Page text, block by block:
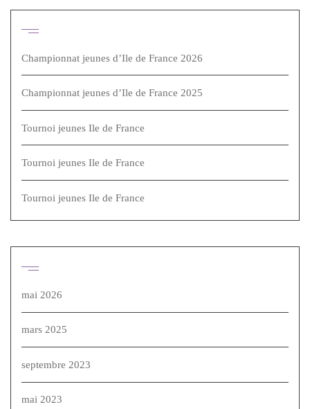
Championnat jeunes d’Ile de France 2026
Championnat jeunes d’Ile de France 2025
Tournoi jeunes Ile de France
Tournoi jeunes Ile de France
Tournoi jeunes Ile de France
mai 2026
mars 2025
septembre 2023
mai 2023